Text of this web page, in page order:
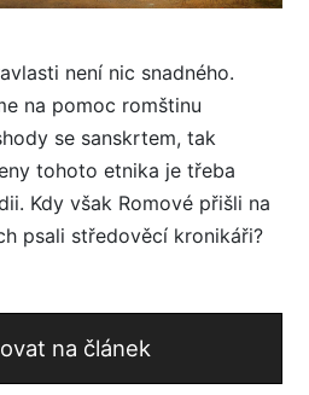
není nic snadného.
na pomoc romštinu
se sanskrtem, tak
tohoto etnika je třeba
Kdy však Romové přišli na
psali středověcí kronikáři?
na článek